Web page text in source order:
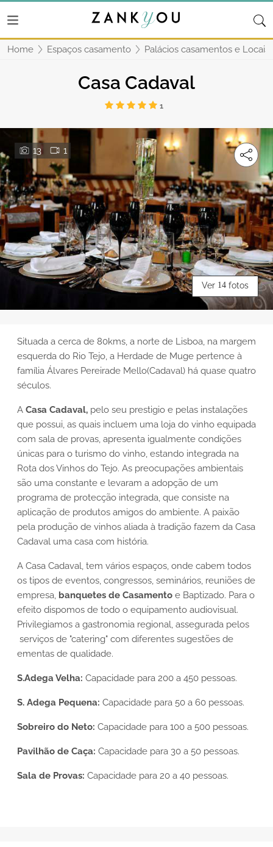
Home Espaços casamento Palácios casamentos e
Casa Cadaval
1
13 1
Ver 14 fotos
Situada a cerca de 80kms, a norte de Lisboa, na margem
esquerda do Rio Tejo, a Herdade de Muge pertence à
família Álvares Pereirade Mello(Cadaval) há quase quatro
séculos.
A Casa Cadaval, pelo seu prestigio e pelas instalações
que possui, as quais incluem uma loja do vinho equipada
com sala de provas, apresenta igualmente condições
únicas para o turismo do vinho, estando integrada na
Rota dos Vinhos do Tejo. As preocupações ambientais
são uma constante e levaram a adopção de um
programa de protecção integrada, que consiste na
aplicação de produtos amigos do ambiente. A paixão
pela produção de vinhos aliada à tradição fazem da Casa
Cadaval uma casa com história.
A Casa Cadaval, tem vários espaços, onde cabem todos
os tipos de eventos, congressos, seminários, reuniões de
empresa, banquetes de Casamento e Baptizado. Para o
efeito dispomos de todo o equipamento audiovisual.
Privilegiamos a gastronomia regional, assegurada pelos
serviços de "catering" com diferentes sugestões de
ementas de qualidade.
S.Adega Velha: Capacidade para 200 a 450 pessoas.
S. Adega Pequena: Capacidade para 50 a 60 pessoas.
Sobreiro do Neto: Capacidade para 100 a 500 pessoas.
Pavilhão de Caça: Capacidade para 30 a 50 pessoas.
Sala de Provas: Capacidade para 20 a 40 pessoas.